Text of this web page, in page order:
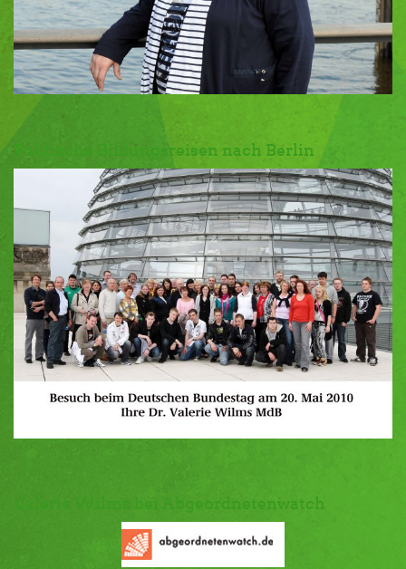
Politische Bildungsreisen nach Berlin
Valerie Wilms bei Abgeordnetenwatch